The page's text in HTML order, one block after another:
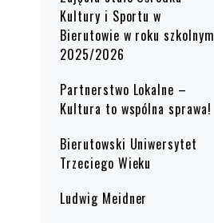
Kultury i Sportu w
Bierutowie w roku szkolnym
2025/2026
Partnerstwo Lokalne –
Kultura to wspólna sprawa!
Bierutowski Uniwersytet
Trzeciego Wieku
Ludwig Meidner